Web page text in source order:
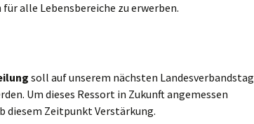
alle Lebens­be­rei­che zu erwerben.
soll auf unse­rem nächs­ten Lan­des­ver­bands­tag
Um die­ses Res­sort in Zukunft ange­mes­sen
die­sem Zeit­punkt Verstärkung.